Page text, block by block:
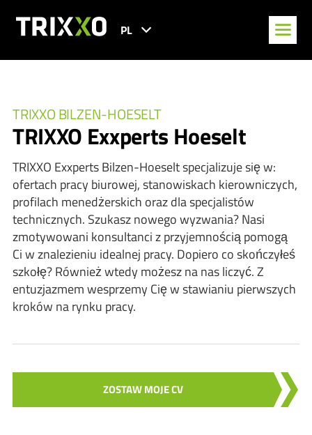
PL
TRIXXO BILZEN-HOESELT
TRIXXO Exxperts Hoeselt
TRIXXO Exxperts Bilzen-Hoeselt specjalizuje się w:
ofertach pracy biurowej, stanowiskach kierowniczych,
profilach menedżerskich oraz dla specjalistów
technicznych. Szukasz nowego wyzwania? Nasi
zmotywowani konsultanci z przyjemnością pomogą
Ci w znalezieniu idealnej pracy. Dopiero co skończyłeś
szkołę? Również wtedy możesz na nas liczyć. Z
entuzjazmem wesprzemy Cię w stawianiu pierwszych
kroków na rynku pracy.
ZOSTAW MOJE CV